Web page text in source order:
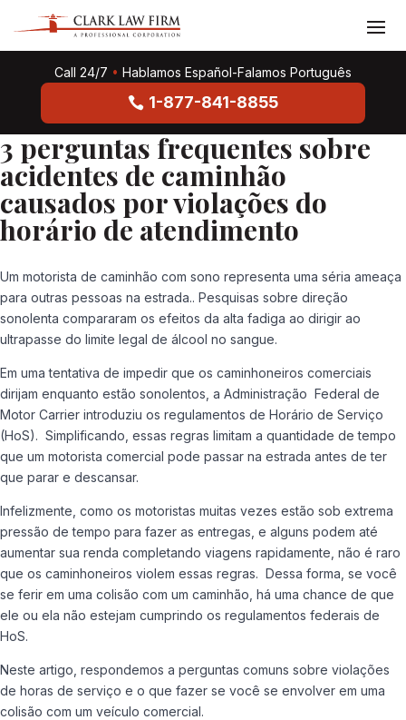
Call 24/7 • Hablamos Español-Falamos Português
1-877-841-8855
3 perguntas frequentes sobre
acidentes de caminhão
causados ​​por violações do
horário de atendimento
Um motorista de caminhão com sono representa uma séria ameaça
para outras pessoas na estrada.. Pesquisas sobre direção
sonolenta compararam os efeitos da alta fadiga ao dirigir ao
ultrapasse do limite legal de álcool no sangue.
Em uma tentativa de impedir que os caminhoneiros comerciais
dirijam enquanto estão sonolentos, a Administração Federal de
Motor Carrier introduziu os regulamentos de Horário de Serviço
(HoS). Simplificando, essas regras limitam a quantidade de tempo
que um motorista comercial pode passar na estrada antes de ter
que parar e descansar.
Infelizmente, como os motoristas muitas vezes estão sob extrema
pressão de tempo para fazer as entregas, e alguns podem até
aumentar sua renda completando viagens rapidamente, não é raro
que os caminhoneiros violem essas regras. Dessa forma, se você
se ferir em uma colisão com um caminhão, há uma chance de que
ele ou ela não estejam cumprindo os regulamentos federais de
HoS.
Neste artigo, respondemos a perguntas comuns sobre violações
de horas de serviço e o que fazer se você se envolver em uma
colisão com um veículo comercial.